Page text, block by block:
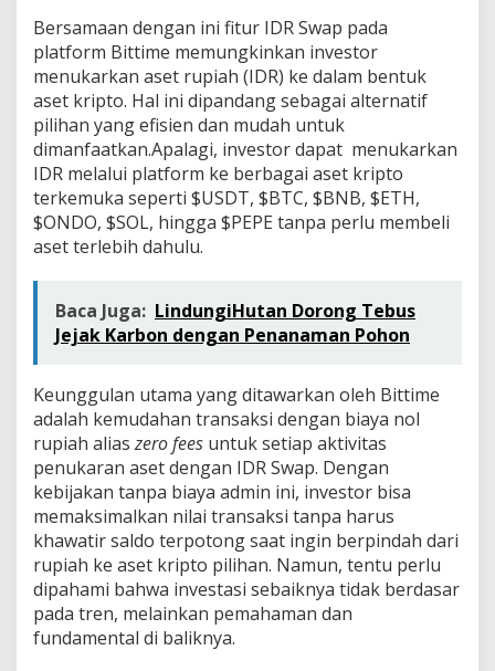
n
d
e
n
g
a
n
Z
e
r
o
F
s
Bersamaan dengan ini fitur IDR Swap pada
platform Bittime memungkinkan investor
menukarkan aset rupiah (IDR) ke dalam bentuk
aset kripto. Hal ini dipandang sebagai alternatif
pilihan yang efisien dan mudah untuk
dimanfaatkan.Apalagi, investor dapat menukarkan
IDR melalui platform ke berbagai aset kripto
terkemuka seperti $USDT, $BTC, $BNB, $ETH,
$ONDO, $SOL, hingga $PEPE tanpa perlu membeli
aset terlebih dahulu.
Baca Juga: LindungiHutan Dorong Tebus
Jejak Karbon dengan Penanaman Pohon
Keunggulan utama yang ditawarkan oleh Bittime
adalah kemudahan transaksi dengan biaya nol
rupiah aliaszero fees untuk setiap aktivitas
penukaran aset dengan IDR Swap. Dengan
kebijakan tanpa biaya admin ini, investor bisa
memaksimalkan nilai transaksi tanpa harus
khawatir saldo terpotong saat ingin berpindah dari
rupiah ke aset kripto pilihan. Namun, tentu perlu
dipahami bahwa investasi sebaiknya tidak berdasar
pada tren, melainkan pemahaman dan
fundamental di baliknya.